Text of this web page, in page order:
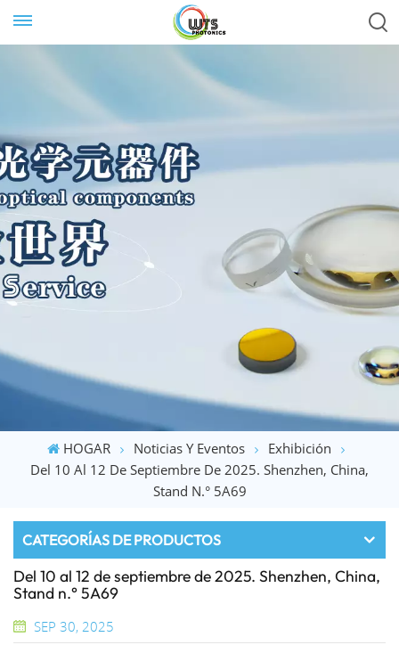
HOGAR Noticias Y Eventos
Exhibición
Del 10 Al 12 De Septiembre De 2025. Shenzhen, China,
Stand N.° 5A69
CATEGORÍAS DE PRODUCTOS
Del 10 al 12 de septiembre de 2025. Shenzhen, China,
Stand n.° 5A69
SEP 30, 2025